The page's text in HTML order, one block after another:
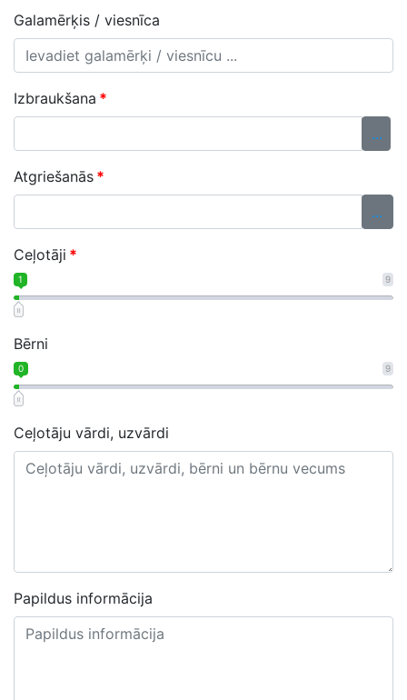
Galamērķis / viesnīca
Izbraukšana *
...
Atgriešanās *
...
Ceļotāji *
9
1
Bērni
9
0
Ceļotāju vārdi, uzvārdi
Papildus informācija